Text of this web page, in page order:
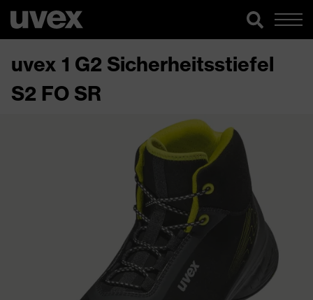
uvex 1 G2 Sicherheitsstiefel
S2 FO SR